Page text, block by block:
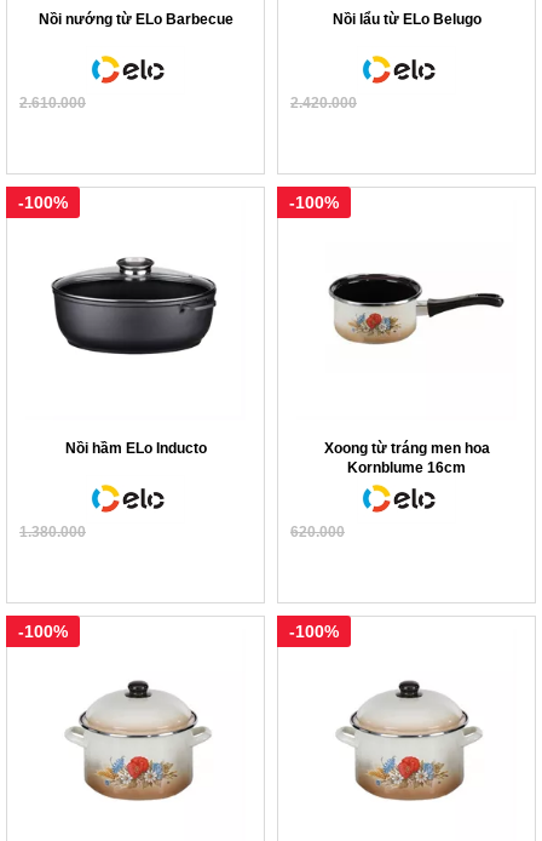
Nồi nướng từ ELo Barbecue
2.610.000
Nồi lẩu từ ELo Belugo
2.420.000
Nồi hầm ELo Inducto
1.380.000
-100%
Xoong từ tráng men hoa
Kornblume 16cm
620.000
-100%
-100% -100%